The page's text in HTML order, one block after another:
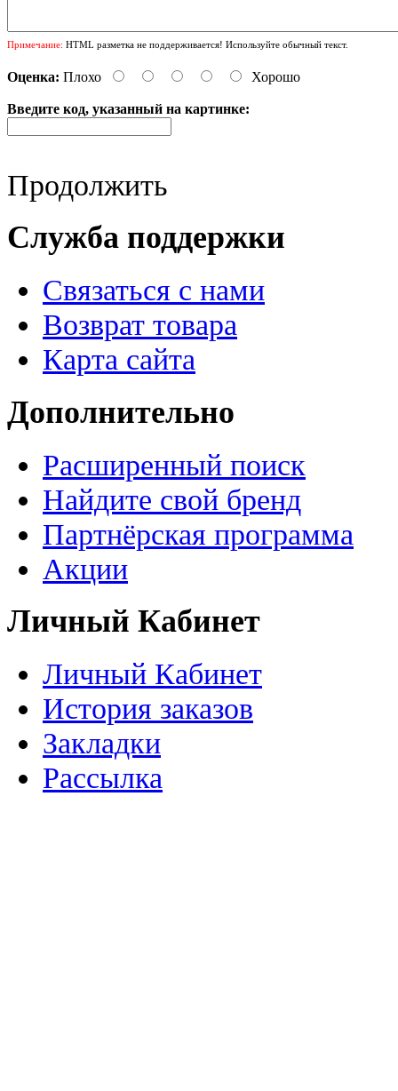
Примечание: HTML разметка не поддерживается! Используйте обычный текст.
Оценка: Плохо Хорошо
Введите код, указанный на картинке:
Продолжить
Служба поддержки
Связаться с нами
Возврат товара
Карта сайта
Дополнительно
Расширенный поиск
Найдите свой бренд
Партнёрская программа
Акции
Личный Кабинет
Личный Кабинет
История заказов
Закладки
Рассылка